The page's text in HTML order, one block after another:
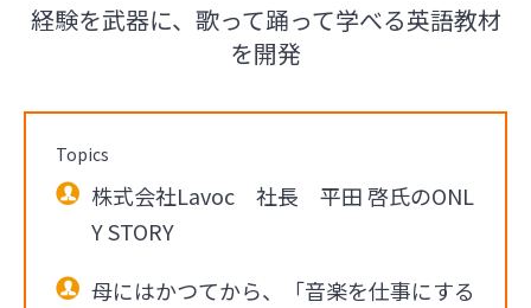
経験を武器に、歌って踊って学べる英語教材
を開発
Topics
株式会社Lavoc 社長 平田 啓氏のONL
Y STORY
母にはかつてから、「音楽を仕事にする